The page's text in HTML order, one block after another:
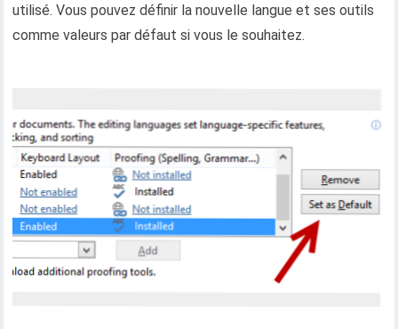
utilisé. Vous pouvez définir la nouvelle langue et ses outils
comme valeurs par défaut si vous le souhaitez.